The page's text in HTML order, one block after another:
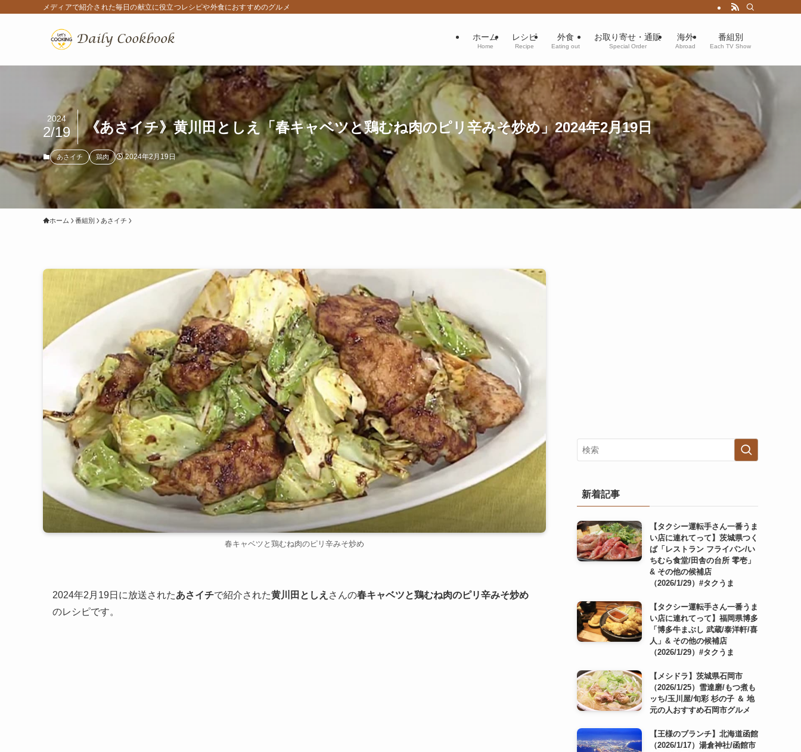
メディアで紹介された毎日の献立に役立つレシピや外食におすすめのグルメ
ホーム
Home
レシピ
Recipe
外食
Eating out
お取り寄せ・通販
Special Order
海外
Abroad
番組別
Each TV Show
《あさイチ》黄川田としえ「春キャベツと鶏むね肉のピリ辛みそ炒め」2024年2月19日
2024
2/19
あさイチ 鶏肉 2024年2月19日
ホーム 番組別 あさイチ
春キャベツと鶏むね肉のピリ辛みそ炒め
2024年2月19日に放送されたあさイチで紹介された黄川田としえ さんの春キャベツと鶏むね肉のピリ辛みそ炒め
のレシピです。
新着記事
【タクシー運転手さん一番うま
い店に連れてって】茨城県つく
ば「レストラン フライパン/い
ちむら食堂/田舎の台所 零壱」
& その他の候補店
（2026/1/29）#タクうま
【タクシー運転手さん一番うま
い店に連れてって】福岡県博多
「博多牛まぶし 武蔵/泰洋軒/喜
人」& その他の候補店
（2026/1/29）#タクうま
【メシドラ】茨城県石岡市
（2026/1/25）雪達磨/もつ煮も
ッち/玉川屋/旬彩 杉の子 ＆ 地
元の人おすすめ石岡市グルメ
【王様のブランチ】北海道函館
（2026/1/17）湯倉神社/函館市